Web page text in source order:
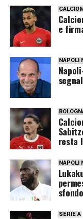
e
NAPOLI
resta
NAPOLI
sfondo
SERIE A